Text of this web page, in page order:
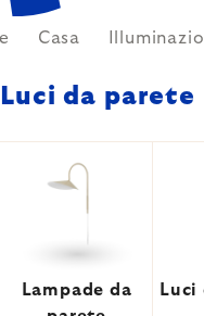
Casa
Luci da parete
Lampade da
Luci